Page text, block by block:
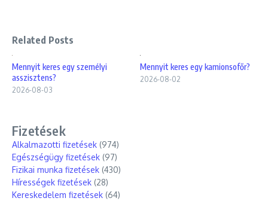
Related Posts
Mennyit keres egy személyi
asszisztens?
2026-08-03
Mennyit keres egy kamionsofőr?
2026-08-02
Fizetések
Alkalmazotti fizetések (974)
Egészségügy fizetések (97)
Fizikai munka fizetések (430)
Hírességek fizetések (28)
Kereskedelem fizetések (64)